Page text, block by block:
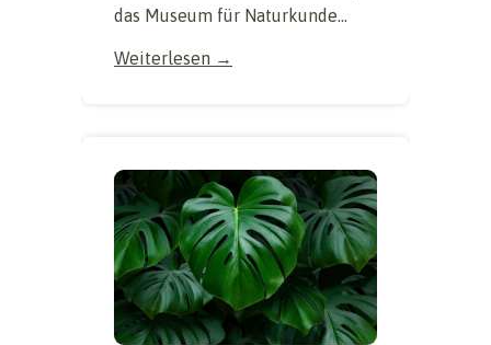
das Museum für Naturkunde...
Weiterlesen →